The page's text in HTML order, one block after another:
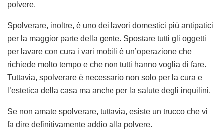
polvere.
Spolverare, inoltre, è uno dei lavori domestici più antipatici
per la maggior parte della gente. Spostare tutti gli oggetti
per lavare con cura i vari mobili è un’operazione che
richiede molto tempo e che non tutti hanno voglia di fare.
Tuttavia, spolverare è necessario non solo per la cura e
l’estetica della casa ma anche per la salute degli inquilini.
Se non amate spolverare, tuttavia, esiste un trucco che vi
fa dire definitivamente addio alla polvere.